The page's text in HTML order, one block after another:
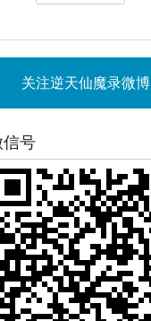
关注逆天仙魔录微博
号